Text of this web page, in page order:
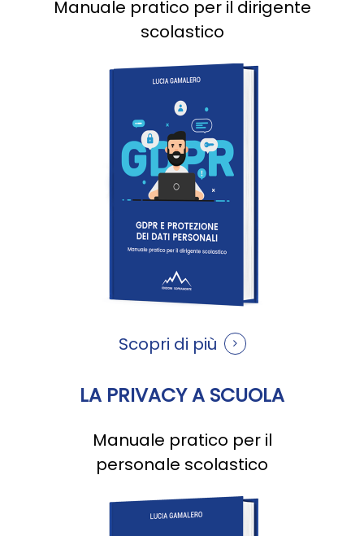
Manuale pratico per il dirigente
scolastico
Scopri di più
LA PRIVACY A SCUOLA
Manuale pratico per il
personale scolastico